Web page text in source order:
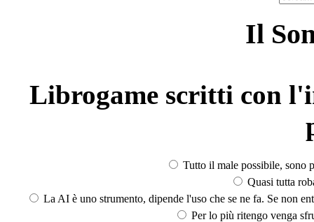
Il
Librogame scritti con
Tutto il male possibile, sono
Quasi tutta
La AI è uno strumento, dipende l'uso che se ne fa. Se non
Per lo più ritengo venga